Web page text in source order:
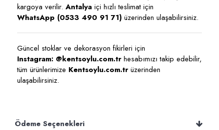
kargoya verilir. Antalya içi hızlı teslimat için
WhatsApp (0533 490 91 71) üzerinden ulaşabilirsiniz.
Güncel stoklar ve dekorasyon fikirleri için
Instagram: @kentsoylu.com.trhesabımızı takip edebilir,
tüm ürünlerimize Kentsoylu.com.trüzerinden
ulaşabilirsiniz.
Ödeme Seçenekleri